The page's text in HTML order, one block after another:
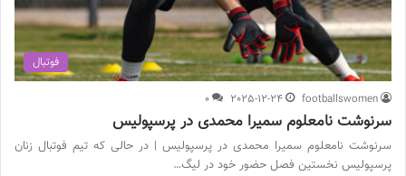
فوتبال
footballswomen
2025-12-24
0
سرنوشت نامعلوم سمیرا محمدی در پرسپولیس
سرنوشت نامعلوم سمیرا محمدی در پرسپولیس | در حالی که تیم فوتبال زنان
پرسپولیس نخستین فصل حضور خود در لیگ…